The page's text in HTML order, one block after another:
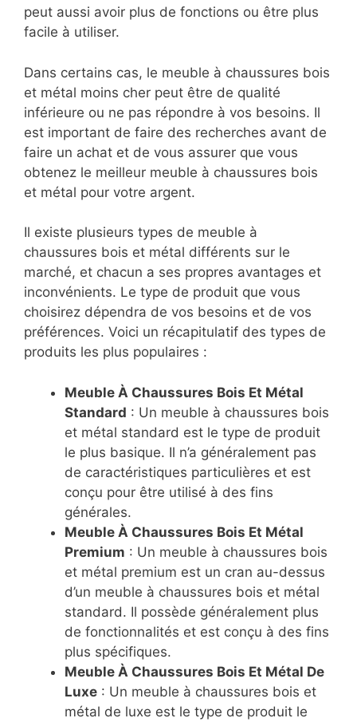
peut aussi avoir plus de fonctions ou être plus
facile à utiliser.
Dans certains cas, le meuble à chaussures bois
et métal moins cher peut être de qualité
inférieure ou ne pas répondre à vos besoins. Il
est important de faire des recherches avant de
faire un achat et de vous assurer que vous
obtenez le meilleur meuble à chaussures bois
et métal pour votre argent.
Il existe plusieurs types de meuble à
chaussures bois et métal différents sur le
marché, et chacun a ses propres avantages et
inconvénients. Le type de produit que vous
choisirez dépendra de vos besoins et de vos
préférences. Voici un récapitulatif des types de
produits les plus populaires :
Meuble À Chaussures Bois Et Métal
Standard : Un meuble à chaussures bois
et métal standard est le type de produit
le plus basique. Il n’a généralement pas
de caractéristiques particulières et est
conçu pour être utilisé à des fins
générales.
Meuble À Chaussures Bois Et Métal
Premium : Un meuble à chaussures bois
et métal premium est un cran au-dessus
d’un meuble à chaussures bois et métal
standard. Il possède généralement plus
de fonctionnalités et est conçu à des fins
plus spécifiques.
Meuble À Chaussures Bois Et Métal De
Luxe : Un meuble à chaussures bois et
métal de luxe est le type de produit le